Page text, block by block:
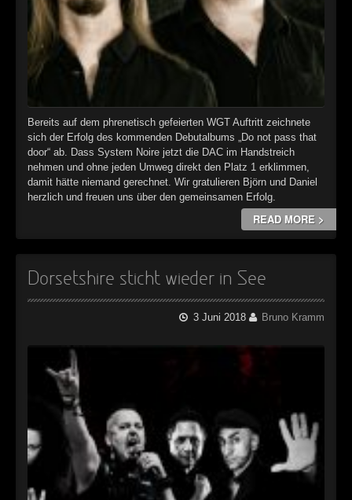
Bereits auf dem phrenetisch gefeierten WGT Auftritt zeichnete
sich der Erfolg des kommenden Debutalbums „Do not pass that
door“ ab. Dass System Noire jetzt die DAC im Handstreich
nehmen und ohne jeden Umweg direkt den Platz 1 erklimmen,
damit hätte niemand gerechnet. Wir gratulieren Björn und Daniel
herzlich und freuen uns über den gemeinsamen Erfolg.
READ MORE >
Dorsetshire sticht wieder in See
3 Juni 2018 Bruno Kramm